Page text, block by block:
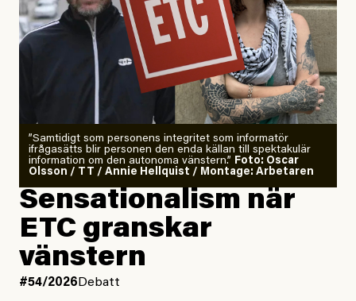
”Samtidigt som personens integritet som informatör
ifrågasätts blir personen den enda källan till spektakulär
information om den autonoma vänstern.” Foto: Oscar
Olsson / TT / Annie Hellquist / Montage: Arbetaren
Sensationalism när
ETC granskar
vänstern
#54/2026 Debatt